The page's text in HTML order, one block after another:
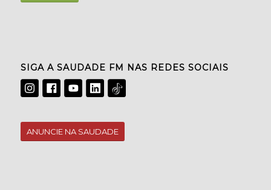
SIGA A SAUDADE FM NAS REDES SOCIAIS
ANUNCIE NA SAUDADE